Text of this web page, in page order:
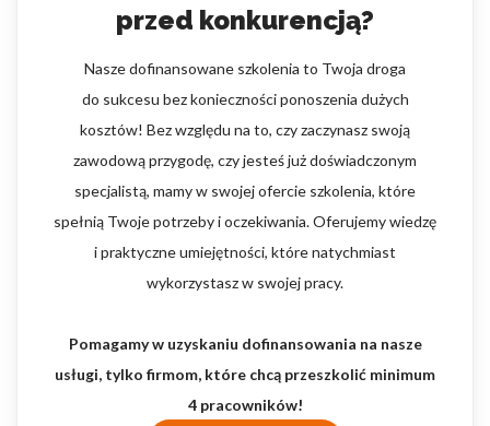
przed konkurencją?
Nasze dofinansowane szkolenia to Twoja droga
do sukcesu bez konieczności ponoszenia dużych
kosztów! Bez względu na to, czy zaczynasz swoją
zawodową przygodę, czy jesteś już doświadczonym
specjalistą, mamy w swojej ofercie szkolenia, które
spełnią Twoje potrzeby i oczekiwania. Oferujemy wiedzę
i praktyczne umiejętności, które natychmiast
wykorzystasz w swojej pracy.
Pomagamy w uzyskaniu dofinansowania na nasze
usługi, tylko firmom, które chcą przeszkolić minimum
4 pracowników!